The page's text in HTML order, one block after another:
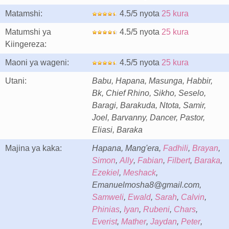
Matamshi: 4.5/5 nyota 25 kura
Matumshi ya
Kiingereza:
4.5/5 nyota 25 kura
Maoni ya wageni: 4.5/5 nyota 25 kura
Utani:
Babu, Hapana, Masunga, Habbir,
Bk, Chief Rhino, Sikho, Seselo,
Baragi, Barakuda, Ntota, Samir,
Joel, Barvanny, Dancer, Pastor,
Eliasi, Baraka
Majina ya kaka: Hapana, Mang'era, Fadhili, Brayan,
Simon, Ally, Fabian, Filbert, Baraka,
Ezekiel, Meshack,
Emanuelmosha8@gmail.com,
Samweli, Ewald, Sarah, Calvin,
Phinias, Iyan, Rubeni, Chars,
Everist, Mather, Jaydan, Peter,